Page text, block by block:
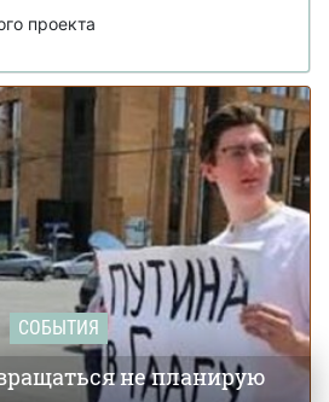
проекта
СОБЫТИЯ
не планирую